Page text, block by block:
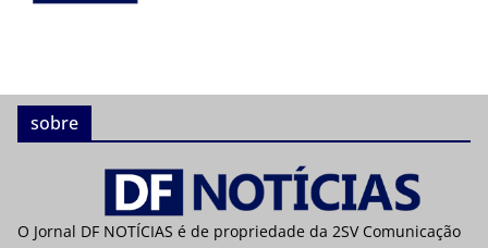
sobre
O Jornal DF NOTÍCIAS é de propriedade da 2SV Comunicação